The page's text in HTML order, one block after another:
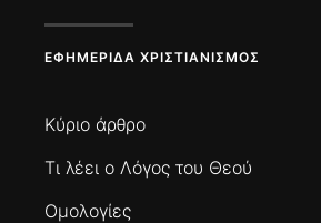
ΕΦΗΜΕΡΊΔΑ ΧΡΙΣΤΙΑΝΙΣΜΌΣ
Κύριο άρθρο
Τι λέει ο Λόγος του Θεού
Ομολογίες